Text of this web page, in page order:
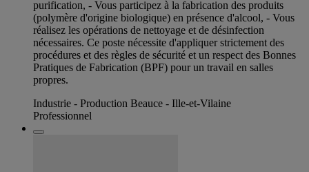
purification, - Vous participez à la fabrication des produits
(polymère d'origine biologique) en présence d'alcool, - Vous
réalisez les opérations de nettoyage et de désinfection
nécessaires. Ce poste nécessite d'appliquer strictement des
procédures et des règles de sécurité et un respect des Bonnes
Pratiques de Fabrication (BPF) pour un travail en salles
propres.
Industrie - Production Beauce - Ille-et-Vilaine
Professionnel